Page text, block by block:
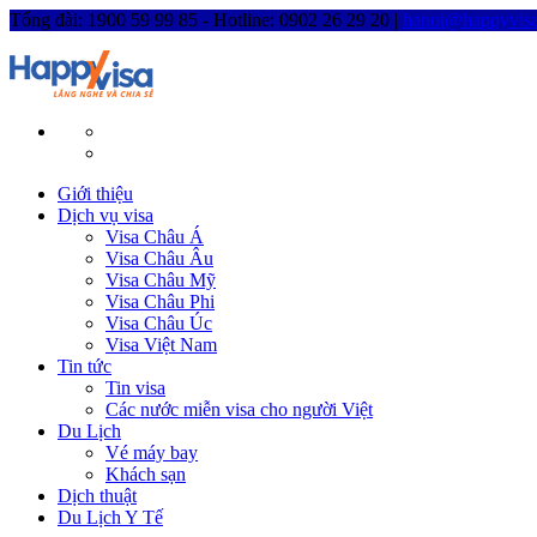
Tổng đài: 1900 59 99 85 - Hotline: 0902 26 29 20 |
Giới thiệu
Dịch vụ visa
Visa Châu Á
Visa Châu Âu
Visa Châu Mỹ
Visa Châu Phi
Visa Châu Úc
Visa Việt Nam
Tin tức
Tin visa
Các nước miễn visa cho người Việt
Du Lịch
Vé máy bay
Khách sạn
Dịch thuật
Du Lịch Y Tế